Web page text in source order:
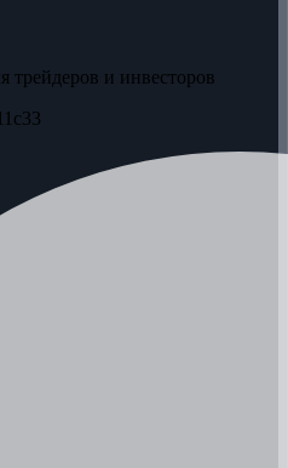
трейдеров и инвесторов